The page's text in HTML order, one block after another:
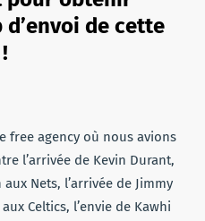
de cette
free agency où nous avions
l’arrivée de Kevin Durant,
Nets, l’arrivée de Jimmy
Celtics, l’envie de Kawhi